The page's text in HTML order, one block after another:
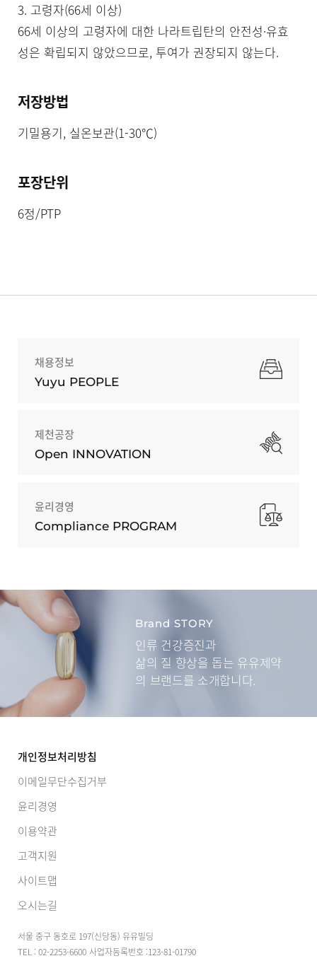
3. 고령자(66세 이상)
66세 이상의 고령자에 대한 나라트립탄의 안전성·유효
성은 확립되지 않았으므로, 투여가 권장되지 않는다.
저장방법
기밀용기, 실온보관(1-30℃)
포장단위
6정/PTP
채용정보
Yuyu PEOPLE
제천공장
Open INNOVATION
윤리경영
Compliance PROGRAM
Brand STORY
인류 건강증진과
삶의 질 향상을 돕는 유유제약
의 브랜드를 소개합니다.
개인정보처리방침
이메일무단수집거부
윤리경영
이용약관
고객지원
사이트맵
오시는길
서울 중구 동호로 197(신당동) 유유빌딩
TEL : 02-2253-6600 사업자등록번호 :123-81-01790